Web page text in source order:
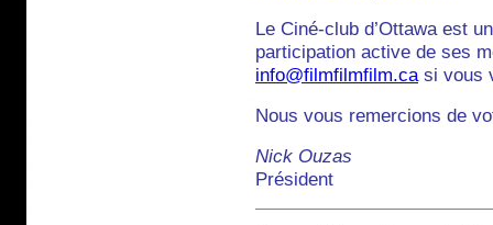
Le Ciné-club d’Ottawa est
participation active de ses
info@filmfilmfilm.ca si vous
Nous vous remercions de
Nick Ouzas
Président